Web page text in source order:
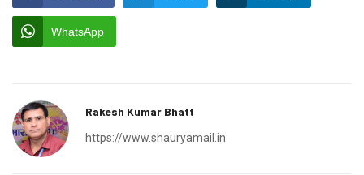
WhatsApp
Rakesh Kumar Bhatt
https://www.shauryamail.in